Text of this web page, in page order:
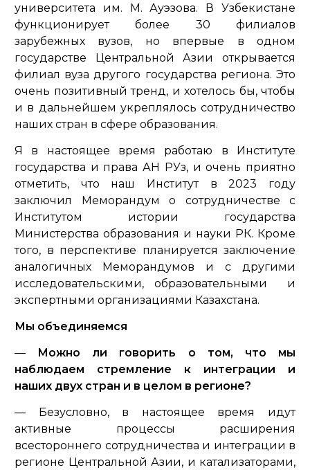
университета им. М. Ауэзова. В Узбекистане
функционирует более 30 филиалов
зарубежных вузов, но впервые в одном
государстве Центральной Азии открывается
филиал вуза другого государства региона. Это
очень позитивный тренд, и хотелось бы, чтобы
и в дальнейшем укреплялось сотрудничество
наших стран в сфере образования.
Я в настоящее время работаю в Институте
государства и права АН РУз, и очень приятно
отметить, что наш Институт в 2023 году
заключил Меморандум о сотрудничестве с
Институтом истории государства
Министерства образования и науки РК. Кроме
того, в перспективе планируется заключение
аналогичных Меморандумов и с другими
исследовательскими, образовательными и
экспертными организациями Казахстана.
Мы объединяемся
—
Можно ли говорить о том, что мы
наблюдаем стремление к интеграции и
наших двух стран и в целом в регионе?
— Безусловно, в настоящее время идут
активные процессы расширения
всестороннего сотрудничества и интеграции в
регионе Центральной Азии, и катализаторами,